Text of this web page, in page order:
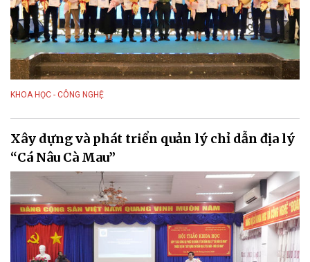
KHOA HỌC - CÔNG NGHỆ
Xây dựng và phát triển quản lý chỉ dẫn địa lý
“Cá Nâu Cà Mau”